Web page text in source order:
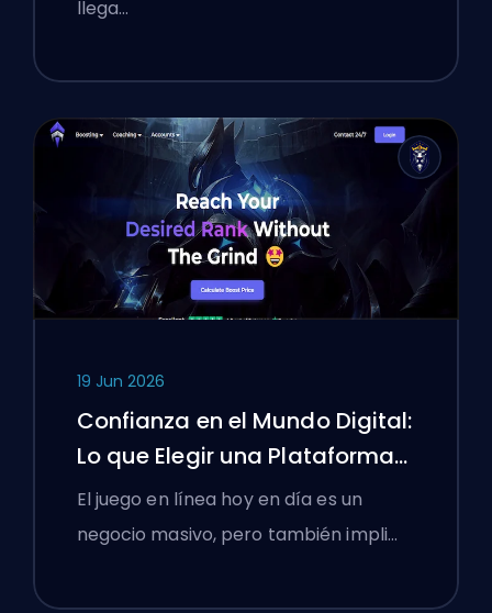
llega…
19 Jun 2026
Confianza en el Mundo Digital:
Lo que Elegir una Plataforma
de Boosting Enseñó a los
Gamers Polacos sobre
El juego en línea hoy en día es un
negocio masivo, pero también impli…